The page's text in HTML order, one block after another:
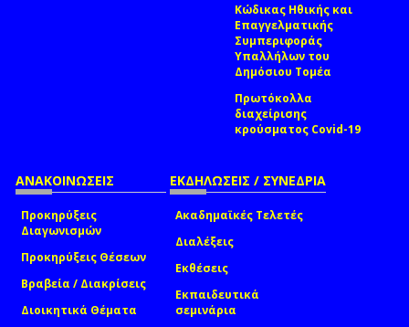
Κώδικας Ηθικής και
Επαγγελματικής
Συμπεριφοράς
Υπαλλήλων του
Δημόσιου Τομέα
Πρωτόκολλα
διαχείρισης
κρούσματος Covid-19
ΑΝΑΚΟΙΝΩΣΕΙΣ
Προκηρύξεις
Διαγωνισμών
Προκηρύξεις Θέσεων
Βραβεία / Διακρίσεις
Διοικητικά Θέματα
ΕΚΔΗΛΩΣΕΙΣ / ΣΥΝΕΔΡΙΑ
Ακαδημαϊκές Τελετές
Διαλέξεις
Εκθέσεις
Εκπαιδευτικά
σεμινάρια